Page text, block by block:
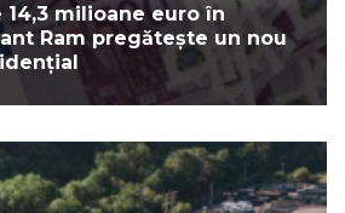
milioane euro în
Ram pregătește un nou